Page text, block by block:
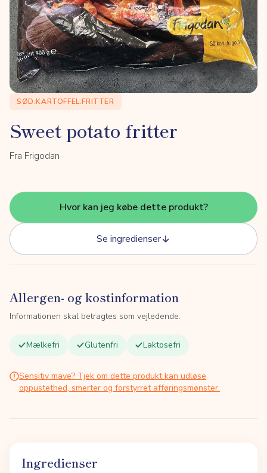
SØD.KARTOFFEL.FRITTER
Sweet potato fritter
Fra Frigodan
Hvor kan jeg købe dette produkt?
Se ingredienser
Allergen- og kostinformation
Informationen skal betragtes som vejledende.
Mælkefri Glutenfri Laktosefri
Sensitiv mave? Tjek om dette produkt kan udløse
oppustethed, smerter og forstyrret afføringsmønster.
Ingredienser